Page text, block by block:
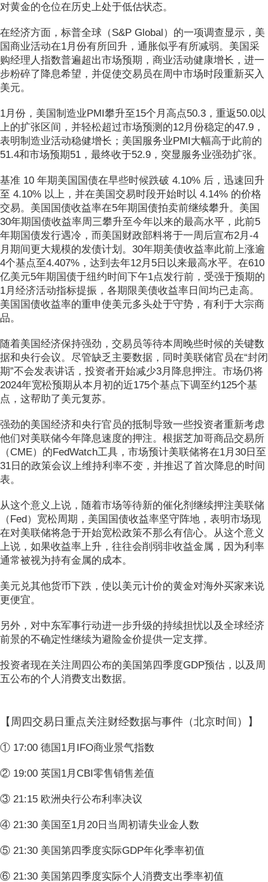
对黄金的仓位在历史上处于低估状态。
在经济方面，标普全球（S&P Global）的一项调查显示，美
国商业活动在1月份有所回升，通胀似乎有所减弱。美国采
购经理人指数普遍超出市场预期，商业活动健康增长，进一
步粉碎了降息希望，并促使交易员在周中市场时段重新买入
美元。
1月份，美国制造业PMI攀升至15个月高点50.3，重返50.0以
上的扩张区间，并轻松超过市场预测的12月份稳定的47.9，
表明制造业活动稳健增长；美国服务业PMI大幅高于此前的
51.4和市场预期51，最终收于52.9，突显服务业强劲扩张。
基准 10 年期美国国债在早些时候跌破 4.10% 后，迅速回升
至 4.10% 以上，并在美国交易时段开始时以 4.14% 的价格
交易。美国国债收益率在5年期国债拍卖前继续攀升。美国
30年期国债收益率周三攀升至今年以来的最高水平，此前5
年期国债发行遇冷，而美国财政部料将于一周后宣布2月-4
月期间更大规模的发债计划。30年期美债收益率此前上涨逾
4个基点至4.407%，达到去年12月5日以来最高水平。在610
亿美元5年期国债于纽约时间下午1点发行前，受强于预期的
1月经济活动指标提振，各期限美债收益率日间均已走高。
美国国债收益率的重申使美元多头处于守势，有利于大宗商
品。
随着美国经济保持强劲，交易员等待本周晚些时候的关键数
据和央行会议。尽管缺乏主要数据，同时美联储官员在“封闭
期”不会发表讲话，投资者开始减少3月降息押注。市场仍将
2024年宽松预期从本月初的近175个基点下调至约125个基
点，这帮助了美元复苏。
强劲的美国经济和央行官员的抵制导致一些投资者重新考虑
他们对美联储今年降息速度的押注。根据芝加哥商品交易所
（CME）的FedWatch工具，市场预计美联储将在1月30日至
31日的政策会议上维持利率不变，并推迟了首次降息的时间
表。
从这个意义上说，随着市场等待新的催化剂继续押注美联储
（Fed）宽松周期，美国国债收益率坚守阵地，表明市场现
在对美联储将急于开始宽松政策不那么有信心。从这个意义
上说，如果收益率上升，往往会削弱非收益金属，因为利率
通常被视为持有金属的成本。
美元兑其他货币下跌，使以美元计价的黄金对海外买家来说
更便宜。
另外，对中东军事行动进一步升级的持续担忧以及全球经济
前景的不确定性继续为避险金价提供一定支撑。
投资者现在关注周四公布的美国第四季度GDP预估，以及周
五公布的个人消费支出数据。
【周四交易日重点关注财经数据与事件（北京时间）】
① 17:00 德国1月IFO商业景气指数
② 19:00 英国1月CBI零售销售差值
③ 21:15 欧洲央行公布利率决议
④ 21:30 美国至1月20日当周初请失业金人数
⑤ 21:30 美国第四季度实际GDP年化季率初值
⑥ 21:30 美国第四季度实际个人消费支出季率初值